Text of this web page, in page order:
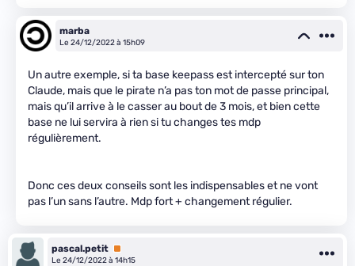
marba
Le 24/12/2022 à 15h09
Un autre exemple, si ta base keepass est intercepté sur ton
Claude, mais que le pirate n’a pas ton mot de passe principal,
mais qu’il arrive à le casser au bout de 3 mois, et bien cette
base ne lui servira à rien si tu changes tes mdp
régulièrement.
Donc ces deux conseils sont les indispensables et ne vont
pas l’un sans l’autre. Mdp fort + changement régulier.
pascal.petit Premium
Le 24/12/2022 à 14h15